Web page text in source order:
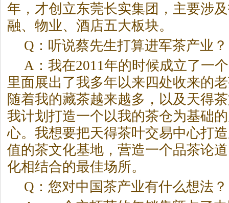
年，才创立东莞长实集团，主要涉
融、物业、酒店五大板块。
Q：听说蔡先生打算进军茶产业？
A：我在2011年的时候成立了一
里面展出了我多年以来四处收来的
随着我的藏茶越来越多，以及天得
我计划打造一个以我的茶仓为基础
心。我想要把天得茶叶交易中心打
值的茶文化基地，营造一个品茶论
化相结合的最佳场所。
Q：您对中国茶产业有什么想法？